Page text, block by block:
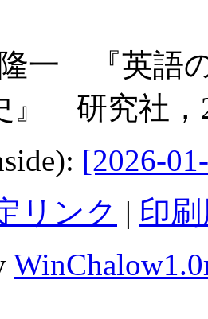
一 『英語
』 研究社，
[2026-
リンク | 印